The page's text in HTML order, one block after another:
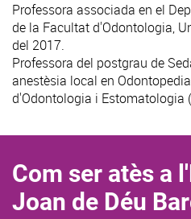
Professora associada en el
de la Facultat d'Odontologia,
del 2017.
Professora del postgrau de
anestèsia local en
d'Odontologia i Estomatologia
Com ser atès a
Joan de Déu